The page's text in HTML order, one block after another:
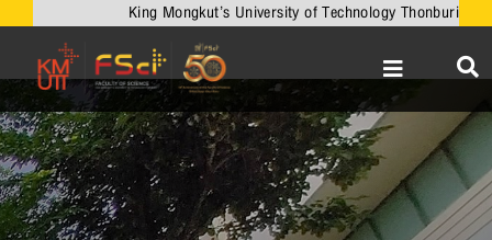
content
King Mongkut’s University of Technology Thonburi
Toggle
Navigation
หน้าหลัก
เกี่ยวกับคณะ
วิชาการ